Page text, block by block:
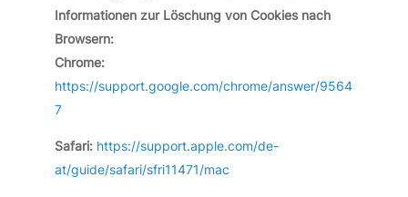
Informationen zur Löschung von Cookies nach
Browsern:
Chrome:
https://support.google.com/chrome/answer/9564
7
Safari: https://support.apple.com/de-
at/guide/safari/sfri11471/mac